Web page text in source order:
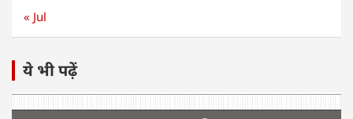
« Jul
ये भी पढ़ें